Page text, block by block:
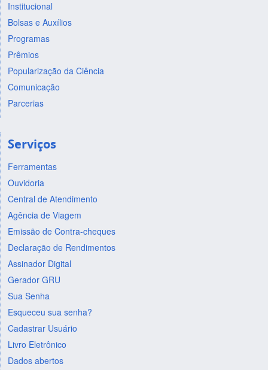
Institucional
Bolsas e Auxílios
Programas
Prêmios
Popularização da Ciência
Comunicação
Parcerias
Serviços
Ferramentas
Ouvidoria
Central de Atendimento
Agência de Viagem
Emissão de Contra-cheques
Declaração de Rendimentos
Assinador Digital
Gerador GRU
Sua Senha
Esqueceu sua senha?
Cadastrar Usuário
Livro Eletrônico
Dados abertos